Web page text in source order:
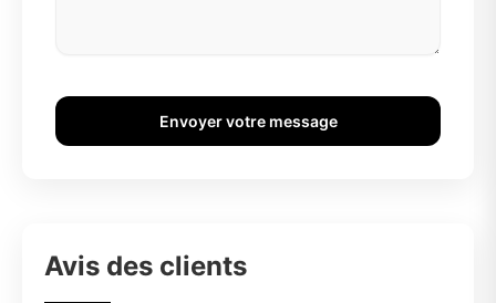
Envoyer votre message
Avis des clients